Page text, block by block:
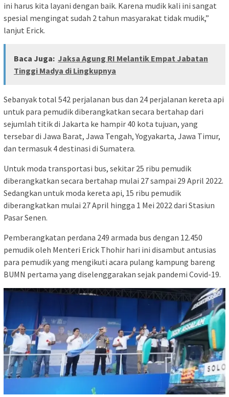
ini harus kita layani dengan baik. Karena mudik kali ini sangat
spesial mengingat sudah 2 tahun masyarakat tidak mudik,”
lanjut Erick.
Baca Juga: Jaksa Agung RI Melantik Empat Jabatan
Tinggi Madya di Lingkupnya
Sebanyak total 542 perjalanan bus dan 24 perjalanan kereta api
untuk para pemudik diberangkatkan secara bertahap dari
sejumlah titik di Jakarta ke hampir 40 kota tujuan, yang
tersebar di Jawa Barat, Jawa Tengah, Yogyakarta, Jawa Timur,
dan termasuk 4 destinasi di Sumatera.
Untuk moda transportasi bus, sekitar 25 ribu pemudik
diberangkatkan secara bertahap mulai 27 sampai 29 April 2022.
Sedangkan untuk moda kereta api, 15 ribu pemudik
diberangkatkan mulai 27 April hingga 1 Mei 2022 dari Stasiun
Pasar Senen.
Pemberangkatan perdana 249 armada bus dengan 12.450
pemudik oleh Menteri Erick Thohir hari ini disambut antusias
para pemudik yang mengikuti acara pulang kampung bareng
BUMN pertama yang diselenggarakan sejak pandemi Covid-19.